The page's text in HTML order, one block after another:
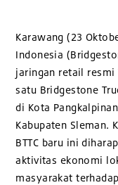
Karawang (23
Indonesia
jaringan retail resmi
satu Bridgestone
di Kota
Kabupaten Sleman.
BTTC baru ini
aktivitas ekonomi
masyarakat